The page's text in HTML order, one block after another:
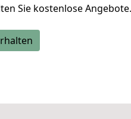
Sie kostenlose Angebote.